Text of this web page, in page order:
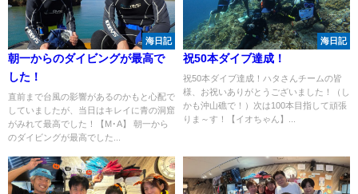
海日記
朝一からのダイビングが最高で
した！
直前まで台風の影響があるのかもと心配で
していましたが、当日はキレイに青の洞窟
がみれて最高でした！【M･A】 朝一から
のダイビングが最高でした...
海日記
祝50本ダイブ達成！
祝50本ダイブ達成！ハタさんチームの皆
様、お祝いありがとうございました！（し
かも沖山礁で！）次は100本目指して頑張
りま～す！【イオちゃん】...